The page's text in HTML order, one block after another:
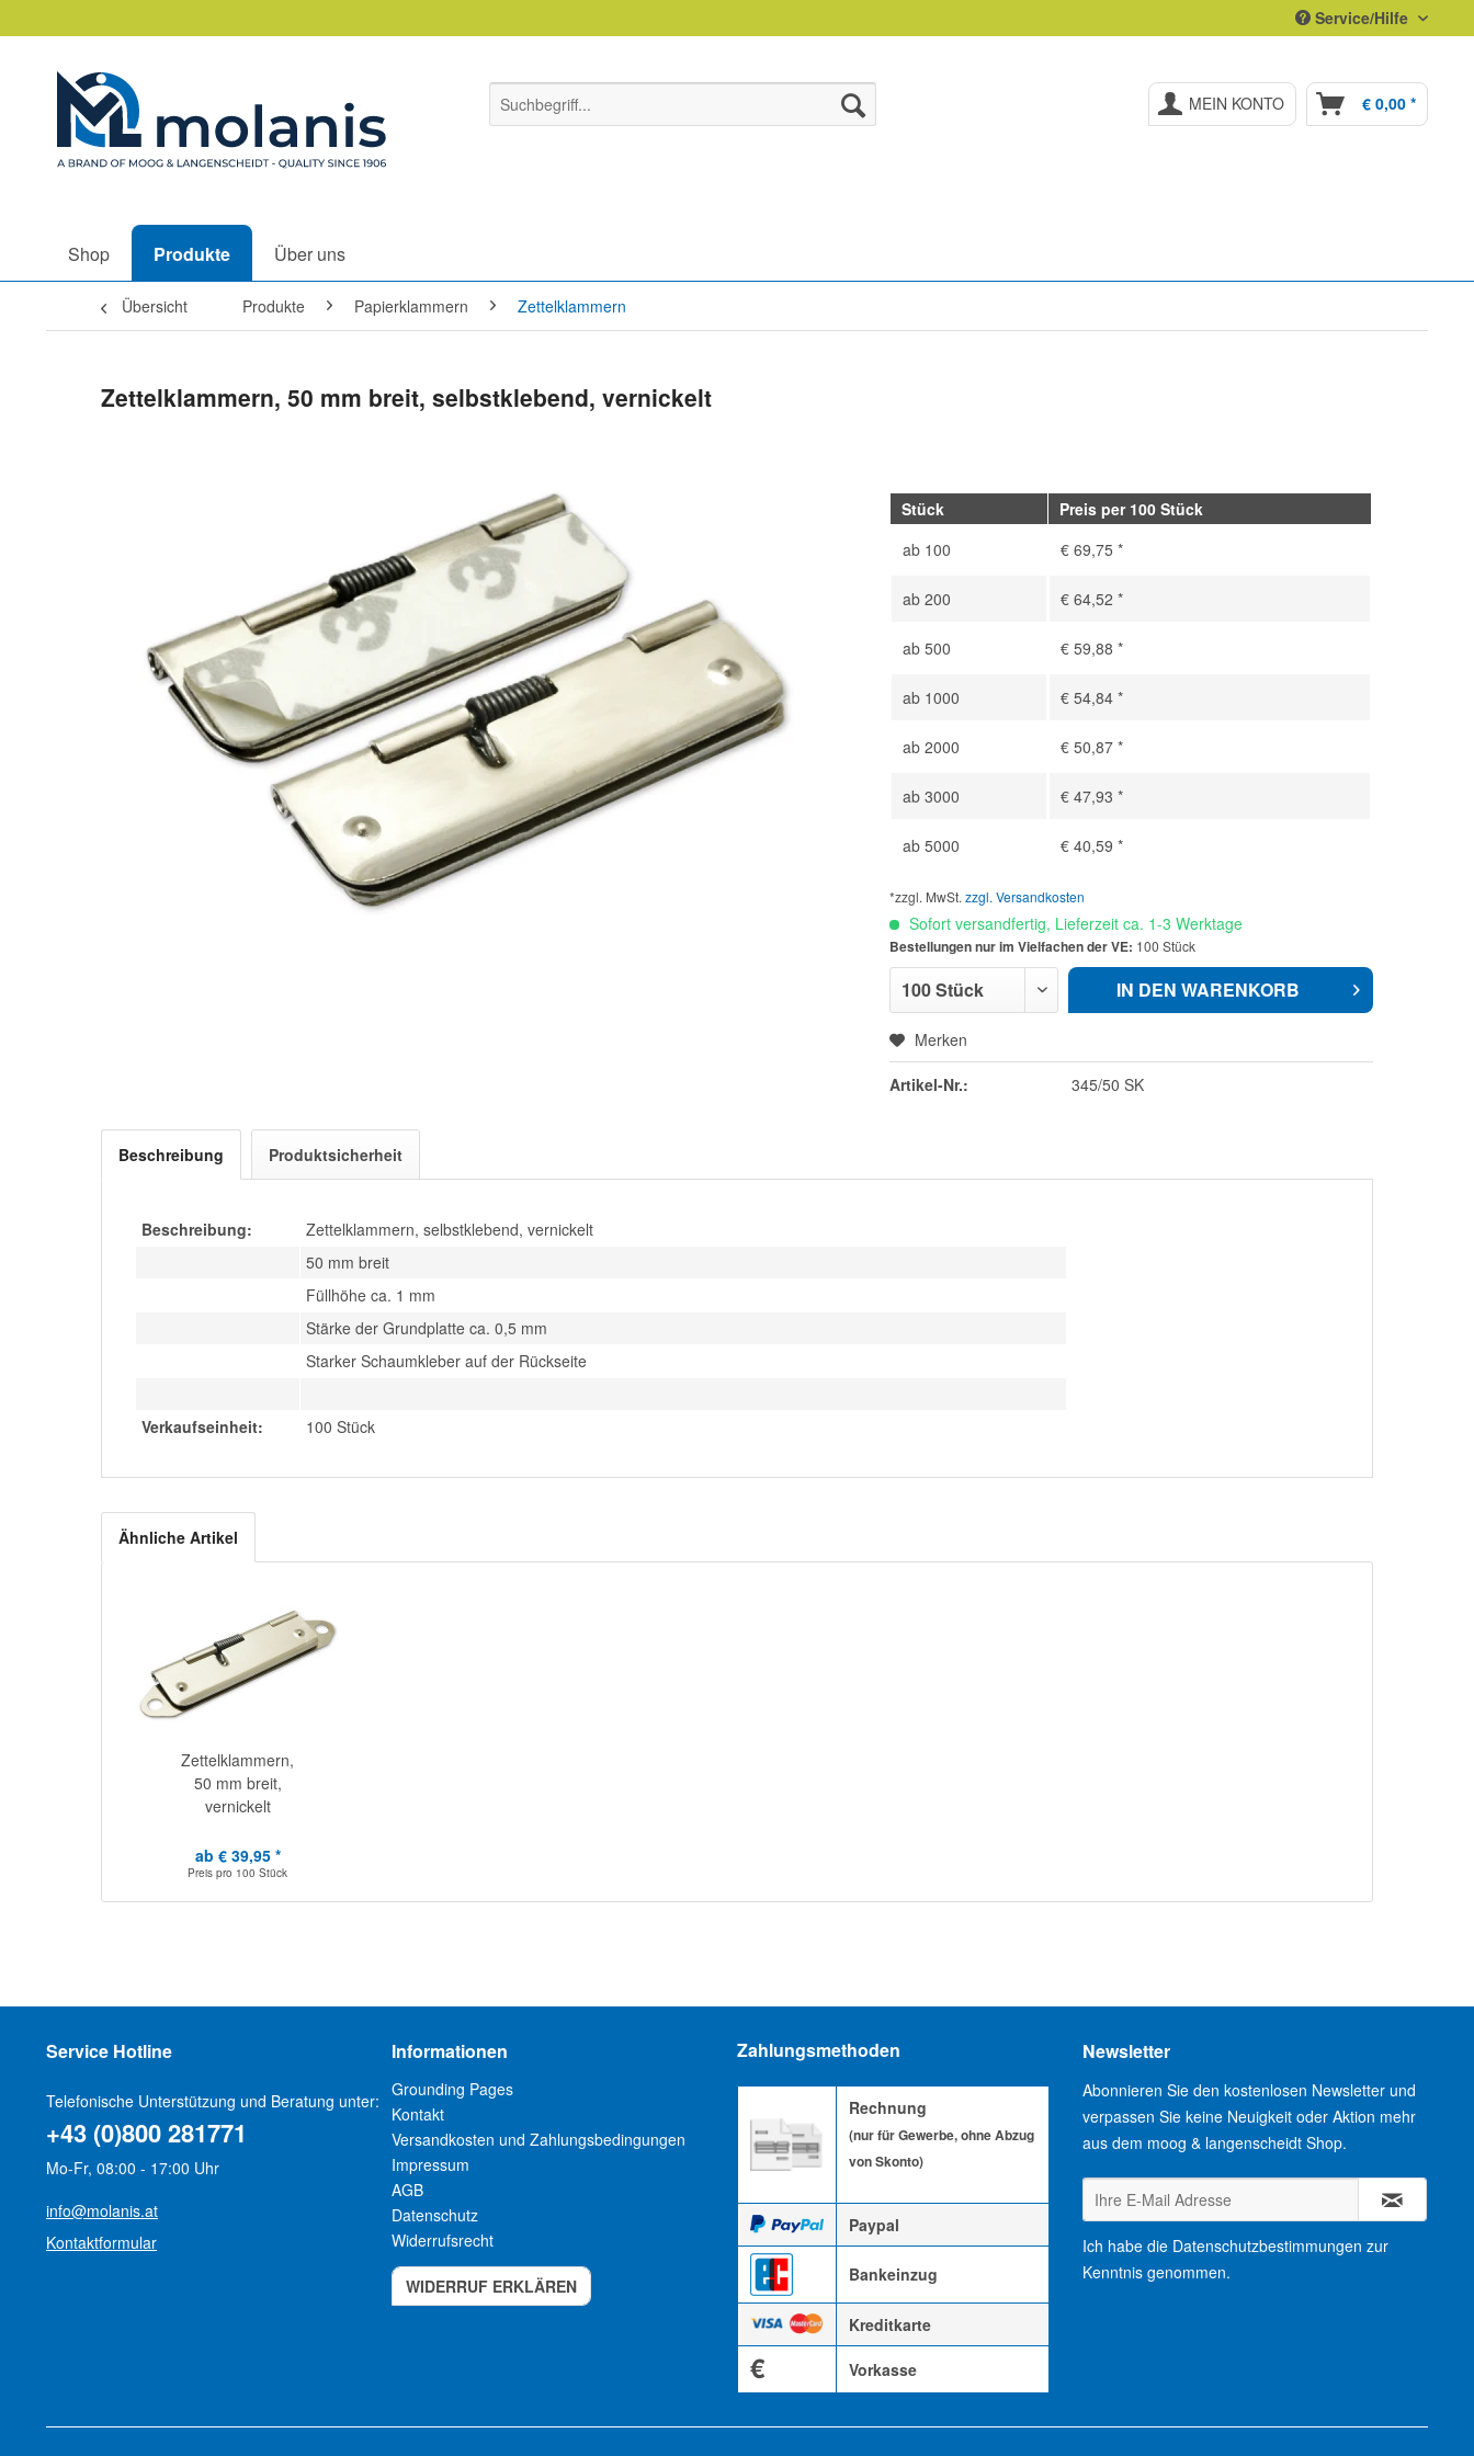
Service/Hilfe
MEIN KONTO € 0,00 *
Shop Produkte Über uns
Übersicht Produkte Papierklammern Zettelklammern
Zettelklammern, 50 mm breit, selbstklebend, vernickelt
Stück
Preis per 100 Stück
ab 100 € 69,75 *
ab200 € 64,52 *
ab500 € 59,88 *
ab 1000 € 54,84 *
ab2000 € 50,87 *
ab3000 € 47,93 *
ab5000 € 40,59 *
*zzgl. MwSt.zzgl. Versandkosten
Sofort versandfertig, Lieferzeit ca. 1-3 Werktage
Bestellungen nur im Vielfachen der VE: 100 Stück
IN DEN WARENKORB
Merken
Artikel-Nr.: 345/50 SK
Beschreibung Produktsicherheit
Beschreibung:
Zettelklammern, selbstklebend, vernickelt
50 mm breit
Füllhöhe ca. 1 mm
Stärke der Grundplatte ca. 0,5 mm
Starker Schaumkleber auf der Rückseite
Verkaufseinheit: 100 Stück
Ähnliche Artikel
Zettelklammern,
50 mm breit,
vernickelt
ab € 39,95 *
Preis pro 100 Stück
Service Hotline
Telefonische Unterstützung und Beratung unter:
+43 (0)800 281771
Mo-Fr, 08:00 - 17:00 Uhr
info@molanis.at
Kontaktformular
Informationen
Grounding Pages
Kontakt
Versandkosten und Zahlungsbedingungen
Impressum
AGB
Datenschutz
Widerrufsrecht
WIDERRUF ERKLÄREN
Zahlungsmethoden
Rechnung
(nur für Gewerbe, ohne Abzug
von Skonto)
Paypal
Bankeinzug
Kreditkarte
€ Vorkasse
Newsletter
Abonnieren Sie den kostenlosen Newsletter und
verpassen Sie keine Neuigkeit oder Aktion mehr
aus dem moog & langenscheidt Shop.
Ich habe die Datenschutzbestimmungen zur
Kenntnis genommen.